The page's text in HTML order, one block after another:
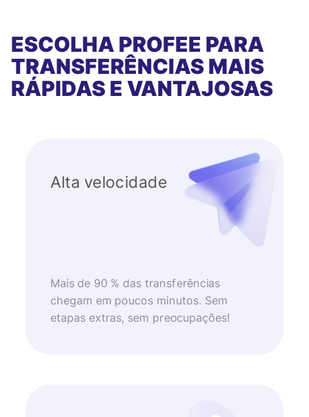
ESCOLHA PROFEE PARA
TRANSFERÊNCIAS MAIS
RÁPIDAS E VANTAJOSAS
Alta velocidade
Mais de 90 % das transferências
chegam em poucos minutos. Sem
etapas extras, sem preocupações!